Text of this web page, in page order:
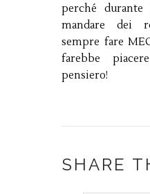
perché
mandare dei
sempre fare
farebbe
pensiero!
SHARE